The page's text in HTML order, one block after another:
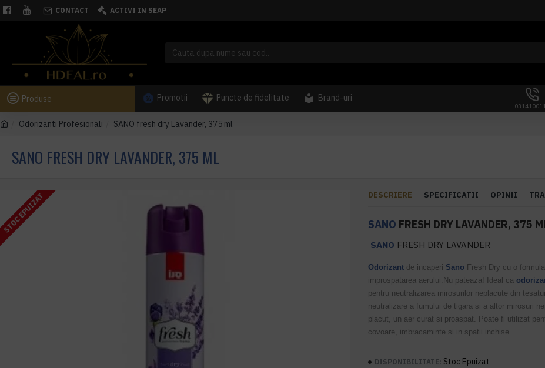
CONTACT ACTIVI IN SEAP
Produse Promotii Puncte de fidelitate Brand-uri
Odorizanti Profesionali SANO fresh dry Lavander, 375 ml
SANO FRESH DRY LAVANDER, 375 ML
STOC EPUIZAT DESCRIERE SPECIFICATII OPINII
SANO FRESH DRY LAVANDER, 375
SANO FRESH DRY LAVANDER
Odorizant de incaperi Sano Fresh Dry cu o
improspatarea aerului.Nu pateaza! Ideal ca
pentru neutralizarea mirosurilor neplacute din
neutralizare a fumului de tigara si a altor mirosuri
placut, un aer curat si proaspat. Poate fi utilizat
covoare, imbracaminte si in spatii inchise.
DISPONIBILITATE: Stoc Epuizat